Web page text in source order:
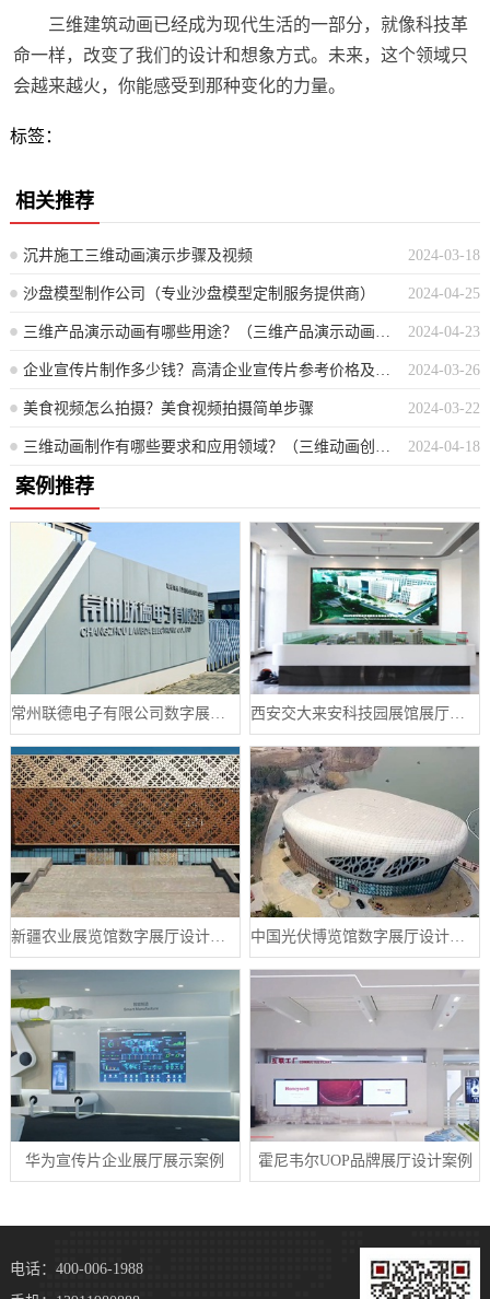
三维建筑动画已经成为现代生活的一部分，就像科技革
命一样，改变了我们的设计和想象方式。未来，这个领域只
会越来越火，你能感受到那种变化的力量。
标签：
相关推荐
2024-03-18
沉井施工三维动画演示步骤及视频
2024-04-25
沙盘模型制作公司（专业沙盘模型定制服务提供商）
2024-04-23
三维产品演示动画有哪些用途？（三维产品演示动画的多元应用场景）
2024-03-26
企业宣传片制作多少钱？高清企业宣传片参考价格及特点
2024-03-22
美食视频怎么拍摄？美食视频拍摄简单步骤
2024-04-18
三维动画制作有哪些要求和应用领域？（三维动画创作的必备条件与广泛应用范围探讨）
案例推荐
常州联德电子有限公司数字展厅设计案例
新疆农业展览馆数字展厅设计案例 中国光伏博览馆数字展厅设计案例
华为宣传片企业展厅展示案例 霍尼韦尔UOP品牌展厅设计案例
电话：400-006-1988